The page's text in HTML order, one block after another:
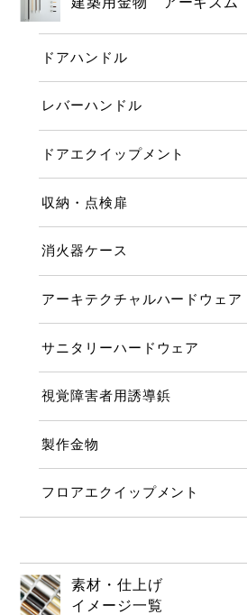
ドアハンドル
レバーハンドル
ドアエクイップメント
収納・点検扉
消火器ケース
アーキテクチャルハードウェア
サニタリーハードウェア
視覚障害者用誘導鋲
製作金物
フロアエクイップメント
素材・仕上げ
イメージ一覧